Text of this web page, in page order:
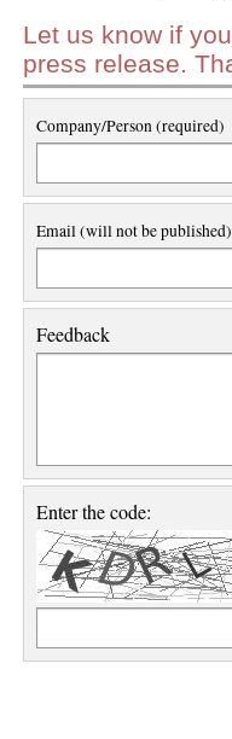
Let us know if
press release.
Company/Person (required)
Email (will not be
Feedback
Enter the code: